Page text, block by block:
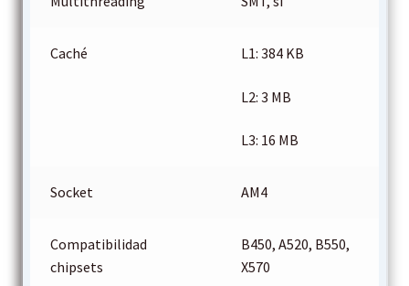
Caché L1: 384 KB
L2: 3 MB
L3: 16 MB
Socket AM4
Compatibilidad
chipsets
B450, A520, B550,
X570